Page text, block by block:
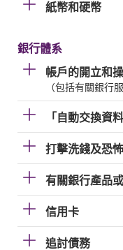
紙幣和硬幣
銀行體系
帳戶的開立和
（包括有關銀行
「自動交換資
打擊洗錢及恐
有關銀行產品
信用卡
追討債務